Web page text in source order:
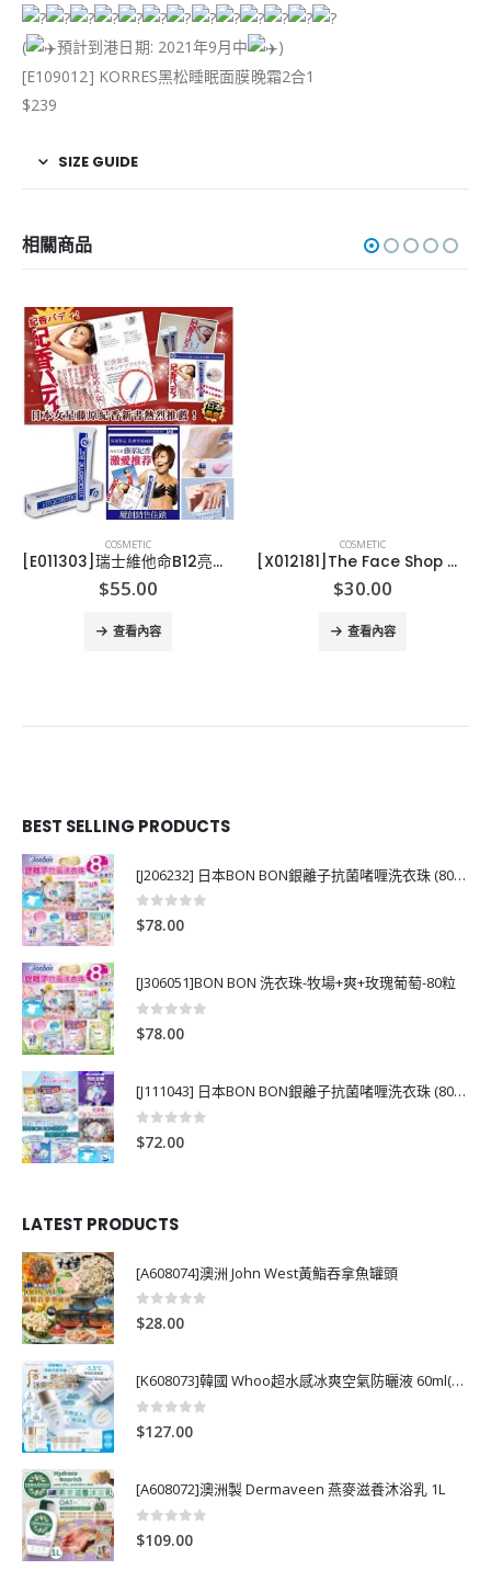
( 預計到港日期: 2021年9月中
)
[E109012] KORRES黑松睡眠面膜晚霜2合1
$239
SIZE GUIDE
相關商品
COSMETIC
[E011303]瑞士維他命B12亮顏煥膚霜 50ml
$55.00
查看內容
COSMETIC
[X012181]The Face Shop 黑色防水睫毛膏 7g-5支
$30.00
查看內容
BEST SELLING PRODUCTS
[J206232] 日本BON BON銀離子抗菌啫喱洗衣珠 (80粒)
0out of 5
$78.00
[J306051]BON BON 洗衣珠-牧場+爽+玫瑰葡萄-80粒
0out of 5
$78.00
[J111043] 日本BON BON銀離子抗菌啫喱洗衣珠 (80粒)
0
$72.00
LATEST PRODUCTS
[A608074]澳洲 John West黃鮨吞拿魚罐頭
0 out of 5
$28.00
[K608073]韓國 Whoo超水感冰爽空氣防曬液 60ml(送13ml*4支)
0 out of 5
$127.00
[A608072]澳洲製 Dermaveen 燕麥滋養沐浴乳 1L
0 out of 5
$109.00